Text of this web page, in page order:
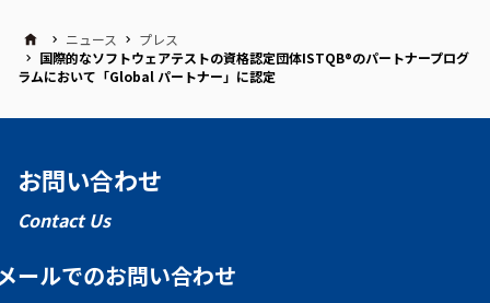
ニュース
プレス
国際的なソフトウェアテストの資格認定団体ISTQB®のパートナープログ
ラムにおいて「Global パートナー」に認定
お問い合わせ
Contact Us
ールでのお問い合わせ